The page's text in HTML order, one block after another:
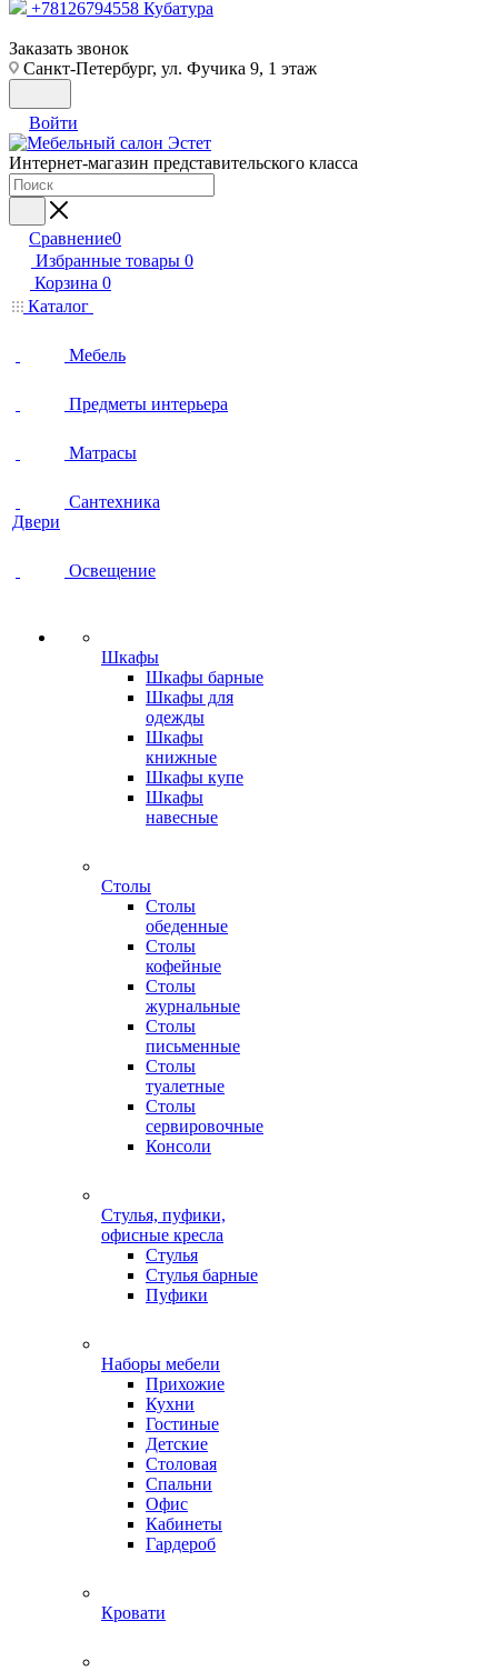
+78126794558 Кубатура
Заказать звонок
Санкт-Петербург, ул. Фучика 9, 1 этаж
Войти
Интернет-магазин представительского класса
Сравнение0
Избранные товары 0
Корзина 0
Каталог
Мебель
Предметы интерьера
Матрасы
Сантехника
Двери
Освещение
Шкафы
Шкафы барные
Шкафы для
одежды
Шкафы
книжные
Шкафы купе
Шкафы
навесные
Столы
Столы
обеденные
Столы
кофейные
Столы
журнальные
Столы
письменные
Столы
туалетные
Столы
сервировочные
Консоли
Стулья, пуфики,
офисные кресла
Стулья
Стулья барные
Пуфики
Наборы мебели
Прихожие
Кухни
Гостиные
Детские
Столовая
Спальни
Офис
Кабинеты
Гардероб
Кровати